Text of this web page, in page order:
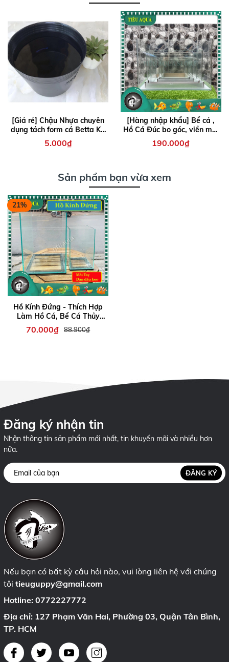
[Giá rẻ] Chậu Nhựa chuyên
dụng tách form cá Betta KT
20x16cm
5.000₫
[Hàng nhập khẩu] Bể cá ,
Hồ Cá Đúc bo góc, viền mài
vi tính, Kính trong suốt, nhiều
kích thước
190.000₫
Sản phẩm bạn vừa xem
21%
Hồ Kính Đứng - Thích Hợp
Làm Hồ Cá, Bể Cá Thủy
Sinh, Hồ Kính Trưng Bày
70.000₫ 88.900₫
Đăng ký nhận tin
Nhận thông tin sản phẩm mới nhất, tin khuyến mãi và nhiều hơn
nữa.
ĐĂNG KÝ
Nếu bạn có bất kỳ câu hỏi nào, vui lòng liên hệ với chúng
tôi tieuguppy@gmail.com
Hotline: 0772227772
Địa chỉ: 127 Phạm Văn Hai, Phường 03, Quận Tân Bình,
TP. HCM